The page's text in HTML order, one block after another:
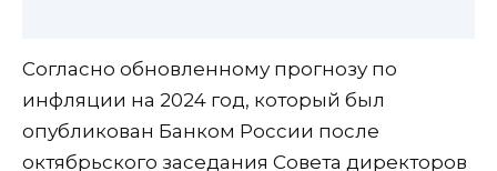
Согласно обновленному прогнозу по
инфляции на 2024 год, который был
опубликован Банком России после
октябрьского заседания Совета директоров